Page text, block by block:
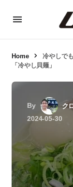
Home
冷やしで
「冷やし貝麺」
By
ク
2024-05-30